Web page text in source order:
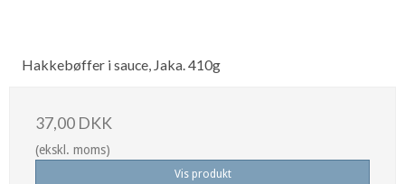
Hakkebøffer i sauce, Jaka. 410g
37,00 DKK
(ekskl. moms)
Vis produkt